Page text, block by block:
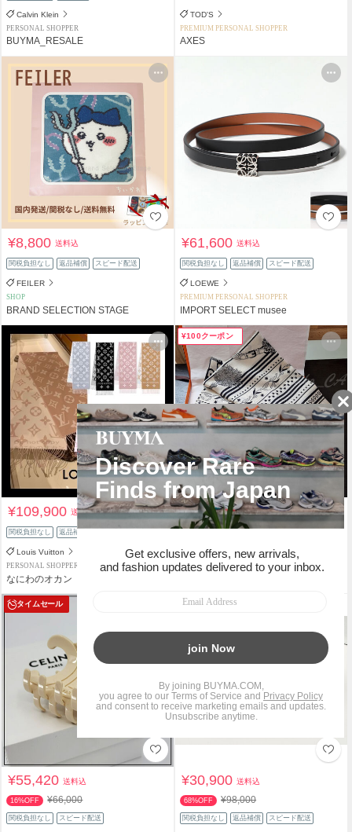
Calvin Klein
PERSONAL SHOPPER
BUYMA_RESALE
TOD'S
PREMIUM PERSONAL SHOPPER
AXES
¥8,800送料込
関税負担なし 返品補償 スピード配送
FEILER
SHOP
BRAND SELECTION STAGE
¥61,600送料込
関税負担なし 返品補償 スピード配送
LOEWE
PREMIUM PERSONAL SHOPPER
IMPORT SELECT musee
¥109,900送料込
関税負担なし 返品補償
Louis Vuitton
PERSONAL SHOPPER
なにわのオカン
¥100クーポン
¥234,000送料込
HERMES
PERSONAL SHOPPER
タイムセール
¥55,420送料込
16%OFF ¥66,000
関税負担なし スピード配送
¥30,900送料込
68%OFF ¥98,000
関税負担なし 返品補償 スピード配送